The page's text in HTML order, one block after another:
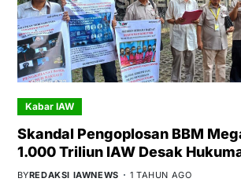
Kabar IAW
Skandal Pengoplosan BBM
1.000 Triliun IAW Desak
BYREDAKSI IAWNEWS 1 TAHUN AGO